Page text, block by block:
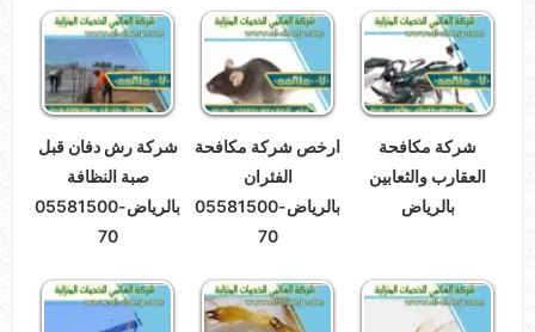
شركة مكافحة
العقارب والثعابين
بالرياض
ارخص شركة مكافحة
الفئران
بالرياض-05581500
70
شركة رش دفان قبل
صبة النظافة
بالرياض-05581500
70